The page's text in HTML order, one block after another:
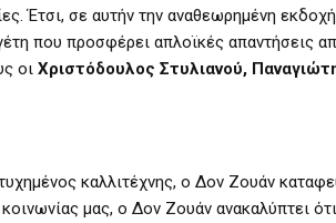
Έτσι, σε αυτήν την αναθεωρημένη
που προσφέρει απλοϊκές απαντήσεις
οι Χριστόδουλος Στυλιανού,
καλλιτέχνης, ο Δον Ζουάν
μας, ο Δον Ζουάν ανακαλύπτει